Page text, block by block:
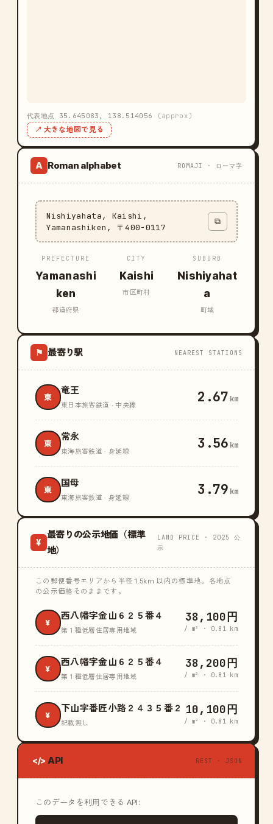
代表地点 35.645083, 138.514056 (approx)
↗ 大きな地図で見る
A Roman alphabet ROMAJI · ローマ字
Nishiyahata, Kaishi,
Yamanashiken, 〒400-0117
⧉
PREFECTURE
Yamanashi
ken
都道府県
CITY
Kaishi
市区町村
SUBURB
Nishiyahat
a
町域
⚑ 最寄り駅 NEAREST STATIONS
東
竜王
東日本旅客鉄道 · 中央線 2.67 km
東
常永
東海旅客鉄道 · 身延線 3.56 km
東
国母
東海旅客鉄道 · 身延線 3.79 km
¥
最寄りの公示地価（標準
地）
LAND PRICE · 2025 公
示
この郵便番号エリアから半径 1.5km 以内の標準地。各地点
の公示価格そのままです。
¥
西八幡字金山６２５番４
第１種低層住居専用地域
38,100円
/ m² · 0.81 km
¥
西八幡字金山６２５番４
第１種低層住居専用地域
38,200円
/ m² · 0.81 km
¥
下山字番匠小路２４３５番２
記載無し
10,100円
/ m² · 0.81 km
</> API REST · JSON
このデータを利用できる API: